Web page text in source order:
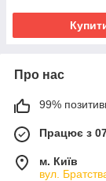
Про нас
99%
Працює з
м. Київ
вул.